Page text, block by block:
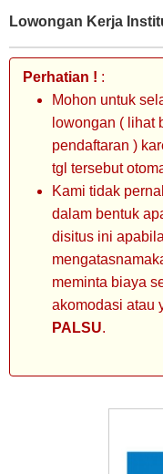
Lowongan Kerja
Perhatian ! :
Mohon untuk
lowongan ( lihat
pendaftaran )
tgl tersebut
Kami tidak
dalam bentuk
disitus ini
meminta biaya
akomodasi atau
PALSU.